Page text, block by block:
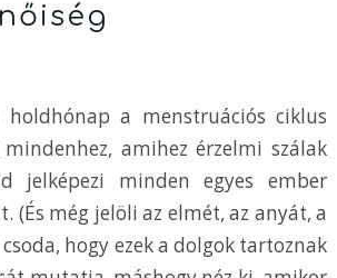
a menstruációs ciklus
amihez érzelmi szálak
jelképezi minden egyes ember
(És még jelöli az elmét, az anyát, a
hogy ezek a dolgok tartoznak